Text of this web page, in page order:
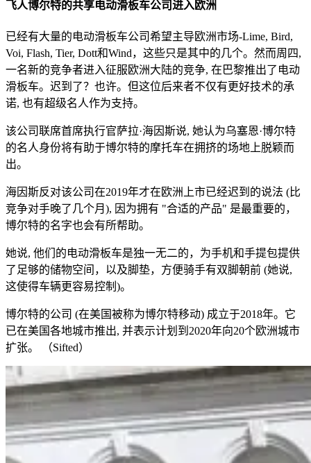
飞人博尔特的共享电动滑板车公司进入欧洲
已经有大量的电动滑板车公司希望主导欧洲市场-Lime, Bird,
Voi, Flash, Tier, Dott和Wind，这些只是其中的几个。然而周四,
一名新的竞争者进入征服欧洲大陆的竞争, 在巴黎推出了电动
滑板车。迟到了？也许。但这位后来者不仅有更好技术的承
诺, 也有超级名人作为支持。
该公司联席首席执行官萨拉·海因斯说, 她认为乌塞恩·博尔特
的名人身份将有助于博尔特的摩托车在拥挤的场地上脱颖而
出。
海因斯反对该公司在2019年才在欧洲上市已经迟到的说法 (比
竞争对手晚了几个月), 因为拥有 "合适的产品" 是最重要的，
博尔特的名字也会有所帮助。
她说, 他们的电动滑板车是独一无二的，为手机和手提包提供
了足够的储物空间，以及脚垫，方便骑手有双脚朝前 (她说,
这使得车辆更容易控制)。
博尔特的公司 (在美国被称为博尔特移动) 成立于2018年。它
已在美国各地城市推出, 并表示计划到2020年向20个欧洲城市
扩张。 （Sifted）